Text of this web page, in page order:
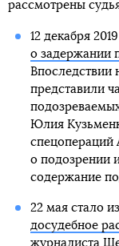
рассмотрены
12 декабря
о задержании
Впоследствии
представили
Юлия
спецопераций
о подозрении
содержание
22 мая стало
досудебное
журналиста